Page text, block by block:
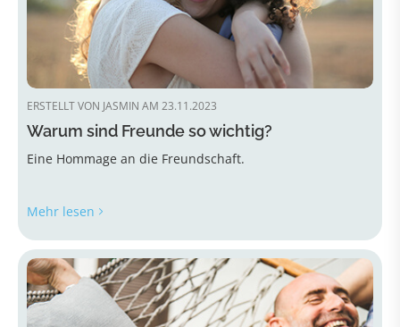
ERSTELLT VON JASMIN AM 23.11.2023
Warum sind Freunde so wichtig?
Eine Hommage an die Freundschaft.
Mehr lesen